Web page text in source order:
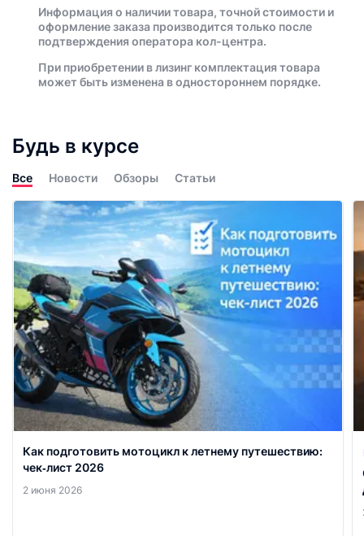
Информация о наличии товара, точной стоимости и
оформление заказа производится только после
подтверждения оператора кол-центра.
При приобретении в лизинг комплектация товара
может быть изменена в одностороннем порядке.
Будь в курсе
Все Новости Обзоры Статьи
Как подготовить мотоцикл к летнему путешествию:
чек‑лист 2026
2 июня 2026